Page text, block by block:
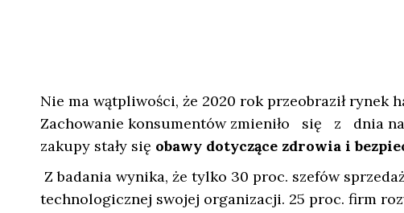
Nie ma wątpliwości, że 2020 rok przeobraził rynek
Zachowanie konsumentów zmieniło się z dnia na
zakupy stały się obawy dotyczące zdrowia i
Z badania wynika, że tylko 30 proc. szefów
technologicznej swojej organizacji. 25 proc. firm